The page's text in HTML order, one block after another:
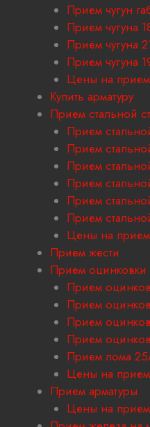
Прием чугун
Прием чугуна
Приём чугуна
Прием чугуна
Цены на прием
Купить арматуру
Прием стальной
Прием
Прием
Прием
Прием
Прием
Прием
Цены на прием
Прием жести
Прием оцинковки
Прием
Прием
Прием
Прием
Прием лома
Цены на
Прием арматуры
Цены на